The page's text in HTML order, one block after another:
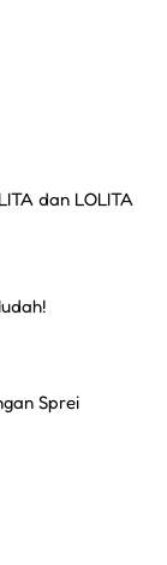
dan LOLITA
Sprei